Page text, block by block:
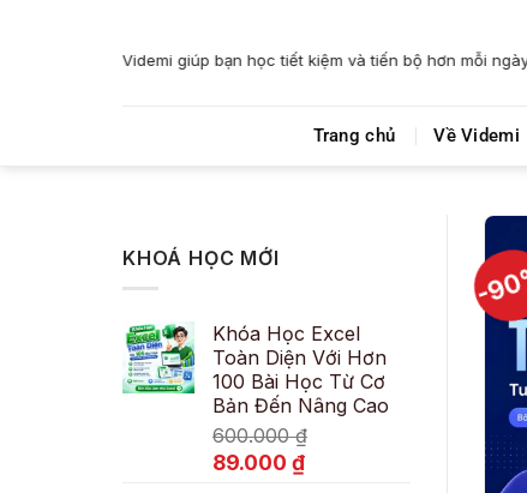
Videmi giúp bạn học tiết kiệm và tiến bộ hơn mỗi
Trang chủ Về Videmi
KHOÁ HỌC MỚI
Khóa Học Excel
Toàn Diện Với Hơn
100 Bài Học Từ Cơ
Bản Đến Nâng Cao
600.000₫
Giá
89.000 ₫Giá
-